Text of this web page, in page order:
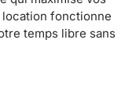
fonctionne
temps libre sans